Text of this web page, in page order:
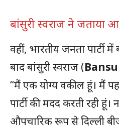
बांसुरी स्वराज ने जताया
वहीं, भारतीय जनता पार्टी
बाद बांसुरी स्वराज (
“मैं एक योग्य वकील हूं। मैं
पार्टी की मदद करती रही
औपचारिक रूप से दिल्ली